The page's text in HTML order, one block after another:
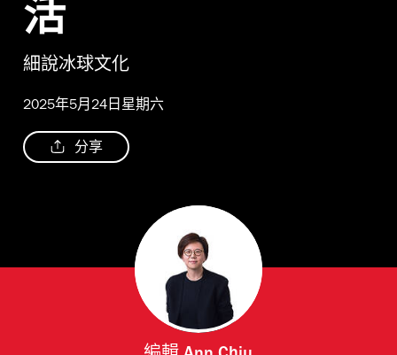
活
細說冰球文化
2025年5月24日星期六
分享